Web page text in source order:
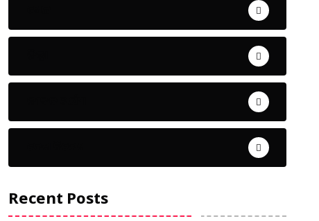
Recent Posts